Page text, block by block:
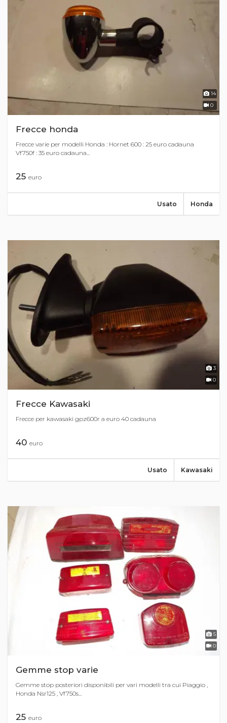
14
0
Frecce honda
Frecce varie per modelli Honda : Hornet 600 : 25 euro cadauna
Vf750f : 35 euro cadauna...
25 euro
Honda
Usato
3
0
Frecce Kawasaki
Frecce per kawasaki gpz600r a euro 40 cadauna
40 euro
Kawasaki
Usato
5
0
Gemme stop varie
Gemme stop posteriori disponibili per vari modelli tra cui Piaggio ,
Honda Nsr125 , Vf750s...
25 euro